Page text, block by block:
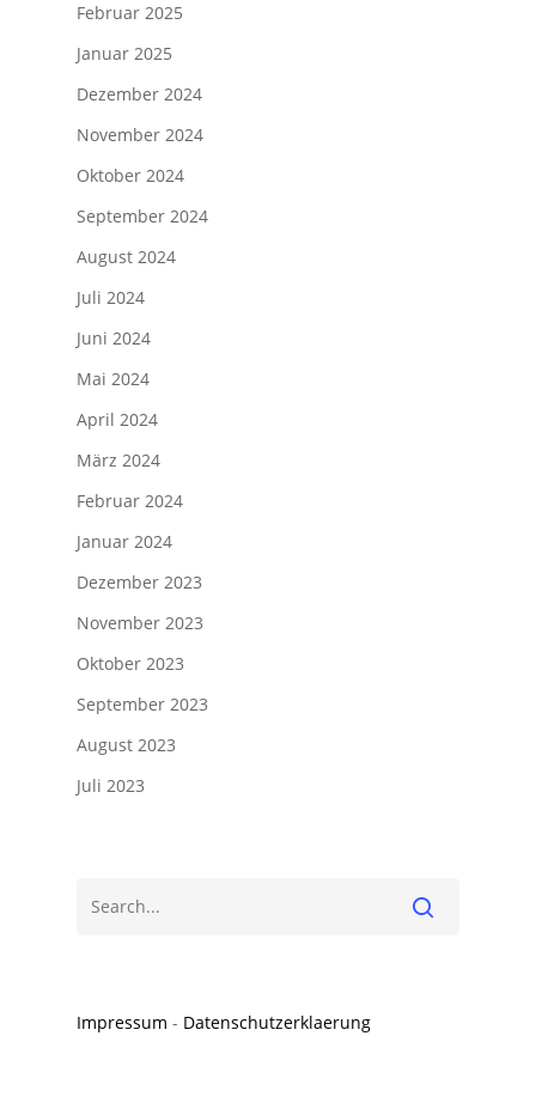
Februar 2025
Januar 2025
Dezember 2024
November 2024
Oktober 2024
September 2024
August 2024
Juli 2024
Juni 2024
Mai 2024
April 2024
März 2024
Februar 2024
Januar 2024
Dezember 2023
November 2023
Oktober 2023
September 2023
August 2023
Juli 2023
Impressum - Datenschutzerklaerung